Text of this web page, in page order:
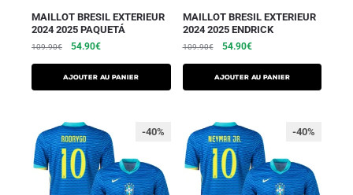
MAILLOT BRESIL EXTERIEUR
2024 2025 PAQUETÁ
109.90€ 54.90€
AJOUTER AU PANIER
MAILLOT BRESIL EXTERIEUR
2024 2025 ENDRICK
109.90€ 54.90€
AJOUTER AU PANIER
-40% -40%